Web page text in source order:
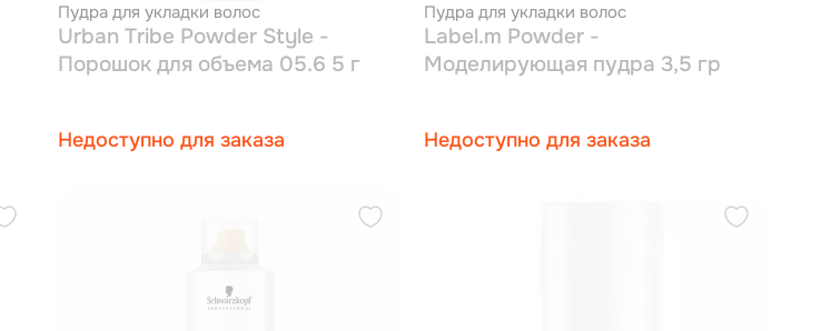
Пудра для укладки волос
Urban Tribe Powder Style -
Порошок для объема 05.6 5 г
Недоступно для заказа
Пудра для укладки волос
Label.m Powder -
Моделирующая пудра 3,5 гр
Недоступно для заказа